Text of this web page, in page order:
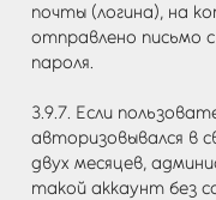
почты (логина), на
отправлено письмо
пароля.
3.9.7. Если
авторизовывался в
двух месяцев,
такой аккаунт без